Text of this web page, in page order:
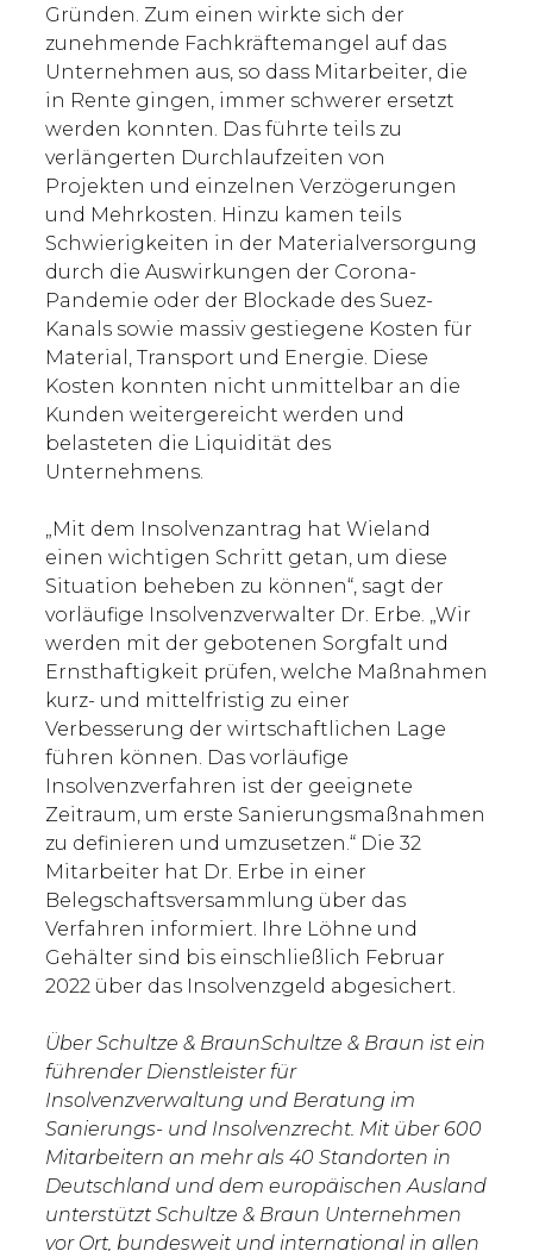
Gründen. Zum einen wirkte sich der
zunehmende Fachkräftemangel auf das
Unternehmen aus, so dass Mitarbeiter, die
in Rente gingen, immer schwerer ersetzt
werden konnten. Das führte teils zu
verlängerten Durchlaufzeiten von
Projekten und einzelnen Verzögerungen
und Mehrkosten. Hinzu kamen teils
Schwierigkeiten in der Materialversorgung
durch die Auswirkungen der Corona-
Pandemie oder der Blockade des Suez-
Kanals sowie massiv gestiegene Kosten für
Material, Transport und Energie. Diese
Kosten konnten nicht unmittelbar an die
Kunden weitergereicht werden und
belasteten die Liquidität des
Unternehmens.
„Mit dem Insolvenzantrag hat Wieland
einen wichtigen Schritt getan, um diese
Situation beheben zu können“, sagt der
vorläufige Insolvenzverwalter Dr. Erbe. „Wir
werden mit der gebotenen Sorgfalt und
Ernsthaftigkeit prüfen, welche Maßnahmen
kurz- und mittelfristig zu einer
Verbesserung der wirtschaftlichen Lage
führen können. Das vorläufige
Insolvenzverfahren ist der geeignete
Zeitraum, um erste Sanierungsmaßnahmen
zu definieren und umzusetzen.“ Die 32
Mitarbeiter hat Dr. Erbe in einer
Belegschaftsversammlung über das
Verfahren informiert. Ihre Löhne und
Gehälter sind bis einschließlich Februar
2022 über das Insolvenzgeld abgesichert.
Über Schultze & BraunSchultze & Braun ist ein
führender Dienstleister für
Insolvenzverwaltung und Beratung im
Sanierungs- und Insolvenzrecht. Mit über 600
Mitarbeitern an mehr als 40 Standorten in
Deutschland und dem europäischen Ausland
unterstützt Schultze & Braun Unternehmen
vor Ort, bundesweit und international in allen